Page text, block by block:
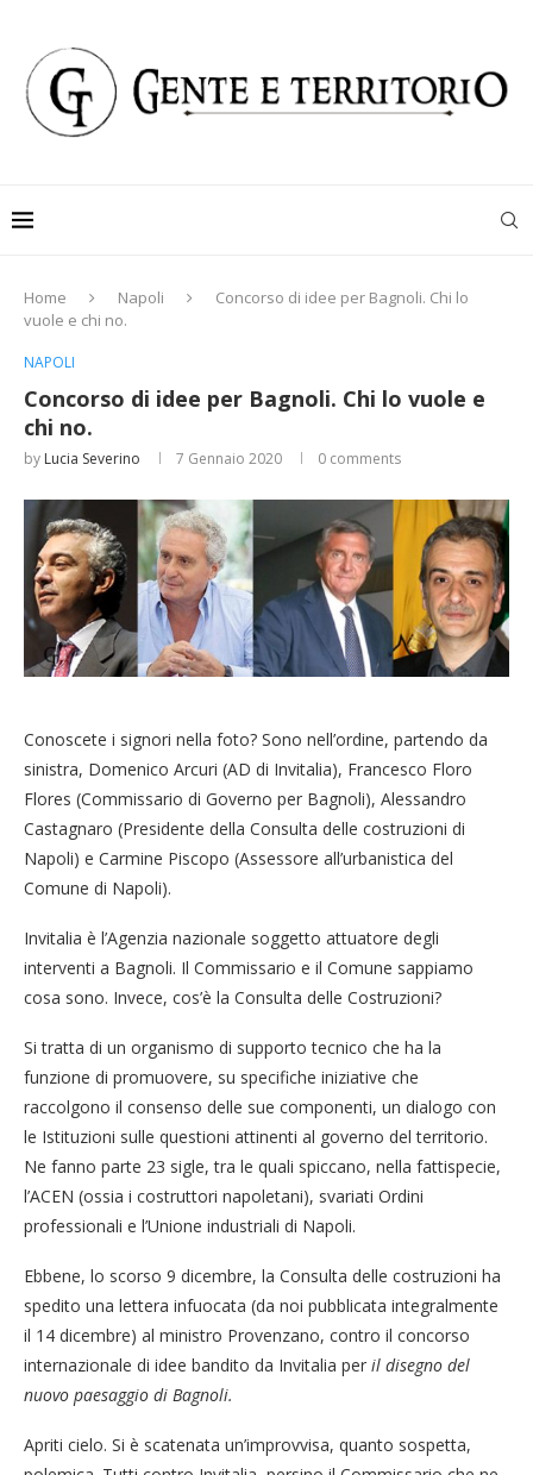
Home Napoli
Concorso di idee per Bagnoli. Chi lo
vuole e chi no.
NAPOLI
Concorso di idee per Bagnoli. Chi lo vuole e
chi no.
by Lucia Severino 7 Gennaio 2020 0 comments
Conoscete i signori nella foto? Sono nell’ordine, partendo da
sinistra, Domenico Arcuri (AD di Invitalia), Francesco Floro
Flores (Commissario di Governo per Bagnoli), Alessandro
Castagnaro (Presidente della Consulta delle costruzioni di
Napoli) e Carmine Piscopo (Assessore all’urbanistica del
Comune di Napoli).
Invitalia è l’Agenzia nazionale soggetto attuatore degli
interventi a Bagnoli. Il Commissario e il Comune sappiamo
cosa sono. Invece, cos’è la Consulta delle Costruzioni?
Si tratta di un organismo di supporto tecnico che ha la
funzione di promuovere, su specifiche iniziative che
raccolgono il consenso delle sue componenti, un dialogo con
le Istituzioni sulle questioni attinenti al governo del territorio.
Ne fanno parte 23 sigle, tra le quali spiccano, nella fattispecie,
l’ACEN (ossia i costruttori napoletani), svariati Ordini
professionali e l’Unione industriali di Napoli.
Ebbene, lo scorso 9 dicembre, la Consulta delle costruzioni ha
spedito una lettera infuocata (da noi pubblicata integralmente
il 14 dicembre) al ministro Provenzano, contro il concorso
internazionale di idee bandito da Invitalia per il disegno del
nuovo paesaggio di Bagnoli.
Apriti cielo. Si è scatenata un’improvvisa, quanto sospetta,